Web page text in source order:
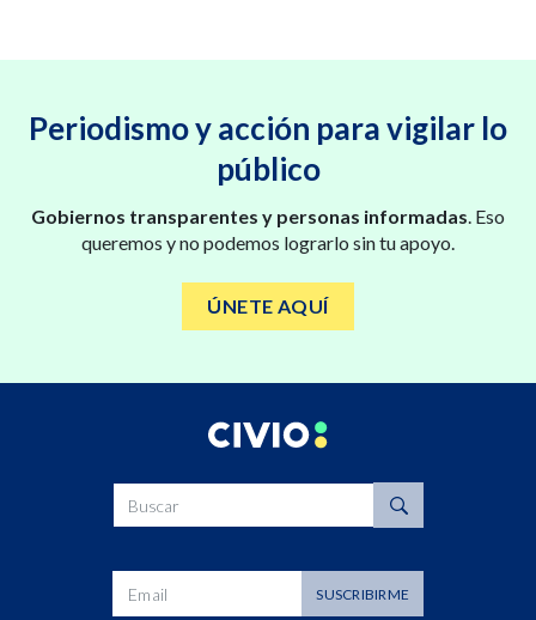
Periodismo y acción para vigilar lo
público
Gobiernos transparentes y personas informadas. Eso
queremos y no podemos lograrlo sin tu apoyo.
ÚNETE AQUÍ
SUSCRIBIRME